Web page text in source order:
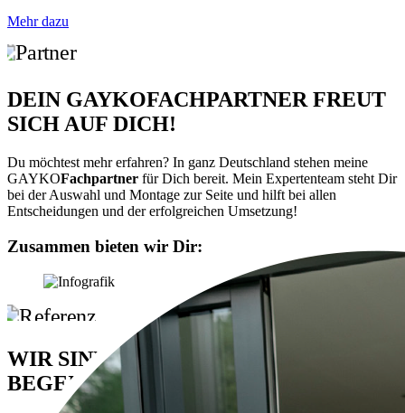
Mehr dazu
DEIN GAYKOFACHPARTNER FREUT
SICH AUF DICH!
Du möchtest mehr erfahren? In ganz Deutschland stehen meine
GAYKOFachpartner für Dich bereit. Mein Expertenteam steht Dir
bei der Auswahl und Montage zur Seite und hilft bei allen
Entscheidungen und der erfolgreichen Umsetzung!
Zusammen bieten wir Dir:
WIR SIND VOM ERGEBNIS
BEGEISTERT!